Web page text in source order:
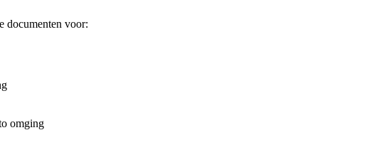
documenten voor:
omging